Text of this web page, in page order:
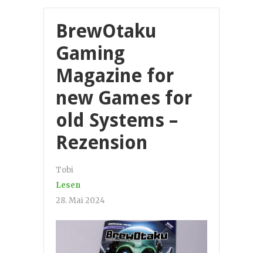
BrewOtaku
Gaming
Magazine for
new Games for
old Systems –
Rezension
Tobi
Lesen
28. Mai 2024